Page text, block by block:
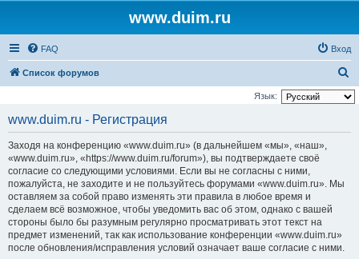
www.duim.ru
FAQ Вход
Список форумов
о
Язык:
www.duim.ru - Регистрация
Заходя на конференцию «www.duim.ru» (в дальнейшем «мы», «наш»,
«www.duim.ru», «https://www.duim.ru/forum»), вы подтверждаете своё
согласие со следующими условиями. Если вы не согласны с ними,
пожалуйста, не заходите и не пользуйтесь форумами «www.duim.ru». Мы
оставляем за собой право изменять эти правила в любое время и
сделаем всё возможное, чтобы уведомить вас об этом, однако с вашей
стороны было бы разумным регулярно просматривать этот текст на
предмет изменений, так как использование конференции «www.duim.ru»
после обновления/исправления условий означает ваше согласие с ними.